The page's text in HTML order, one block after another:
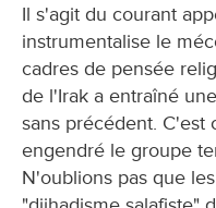
Il s'agit du courant
instrumentalise le
cadres de pensée
de l'Irak a entraîné
sans précédent. C'est
engendré le groupe
N'oublions pas que